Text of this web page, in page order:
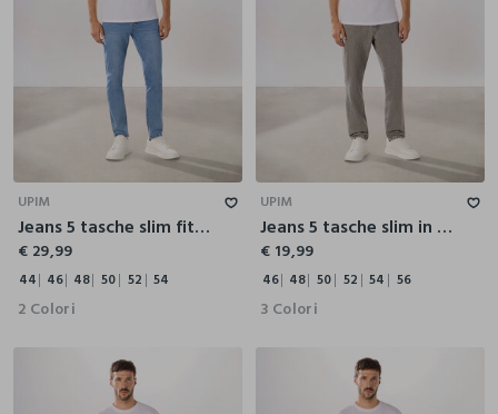
50 52
54
UPIM
Jeans 5 tasche slim fit in cotone stretch
€ 29,99
44 46 48 50 52 54
2 Colori
52 54
56
UPIM
Jeans 5 tasche slim in denim di cotone uomo
€ 19,99
46 48 50 52 54 56
3 Colori